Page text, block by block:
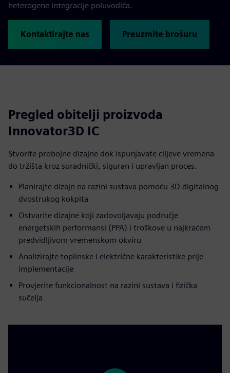
heterogene integracije poluvodiča.
Kontaktirajte nas Preuzmite brošuru
Pregled obitelji proizvoda
Innovator3D IC
Stvorite probojne dizajne dok ispunjavate ciljeve vremena
do tržišta kroz suradnički, siguran i upravljan proces.
Planirajte dizajn na razini sustava pomoću 3D digitalnog
dvostrukog kokpita
Ostvarite dizajne koji zadovoljavaju područje
energetskih performansi (PPA) i troškove u najkraćem
predvidljivom vremenskom okviru
Analizirajte toplinske i električne karakteristike prije
implementacije
Provjerite funkcionalnost na razini sustava i fizička
sučelja